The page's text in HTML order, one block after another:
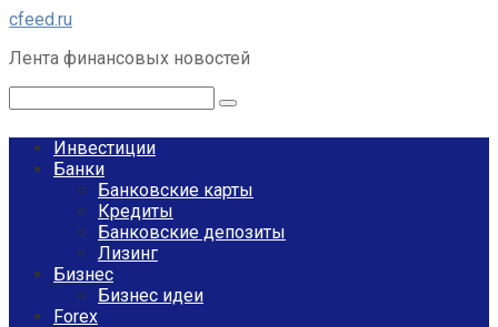
Перейти
контенту
cfeed.ru
Лента финансовых новостей
Инвестиции
Банки
Банковские карты
Кредиты
Банковские депозиты
Лизинг
Бизнес
Бизнес идеи
Forex